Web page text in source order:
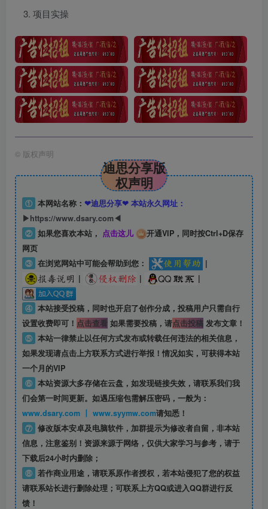
项目实操
© 版权声明
迪思分享版
权声明
① 本网站名称： ❤迪思分享❤ 本站永久网址：
▶https://www.dsary.com◀
② 如果您喜欢本站， 点击这儿
开通VIP，同时按Ctrl+D保存
网页
③ 在浏览网站中可能会帮助到您：
|
|
| |
④ 本站接受投稿，同时也开启了创作分成，投稿用户只需自行
设置收费即可！ 点击查看如果需要投稿，请点击投稿发布文章！
⑤ 本站一律禁止以任何方式发布或转载任何违法的相关信息，
如果发现请点击上方联系方式进行举报！情况如实，可获得本站
一个月的VIP
⑥ 本站资源大多存储在云盘，如发现链接失效，请联系我们我
们会第一时间更新。如遇压缩包需解压密码，一般为：
www.dsary.com 丨 www.syymw.com请知悉！
⑦ 修改版本安卓及电脑软件，加群提示为修改者自留， 非本站
信息，注意鉴别！资源来源于网络，仅供大家学习与参考，请于
下载后24小时内删除；
⑧ 若作商业用途，请联系原作者授权，若本站侵犯了您的权益
请联系站长进行删除处理；可联系上方QQ或进入QQ群进行反
馈！